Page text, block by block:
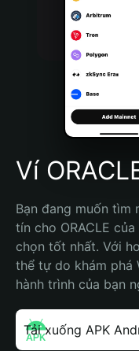
Bahasa Indonesia
Português (Brasil)
Español (Argentina)
Ví
Bạn đang muốn
tín cho ORACLE
chọn tốt nhất. Với
thể tự do khám phá
hành trình của bạn
Tải xuống APK